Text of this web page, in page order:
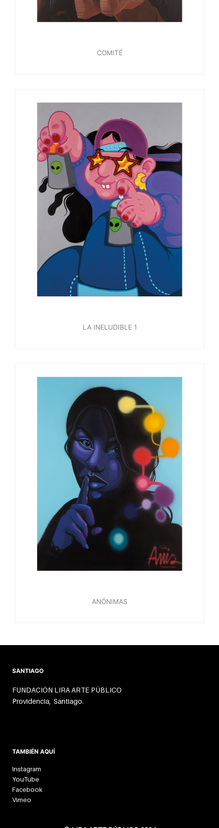
COMITÉ
LA INELUDIBLE 1
ANÓNIMAS
SANTIAGO
FUNDACIÓN LIRA ARTE PÚBLICO
Providencia, Santiago.
TAMBIÉN AQUÍ
Instagram
YouTube
Facebook
Vimeo